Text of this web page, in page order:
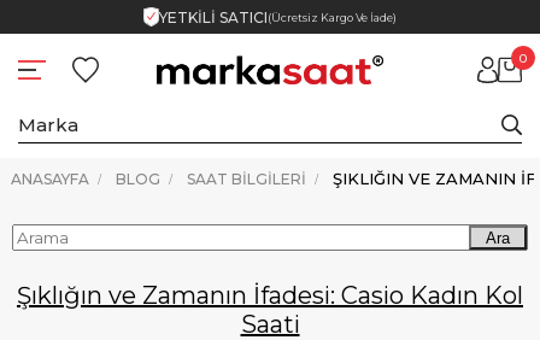
YETKİLİ SATICI(Ücretsiz Kargo Ve İade)
0
ANASAYFA BLOG SAAT BILGILERI
Ara
Şıklığın ve Zamanın İfadesi: Casio Kadın Kol
Saati